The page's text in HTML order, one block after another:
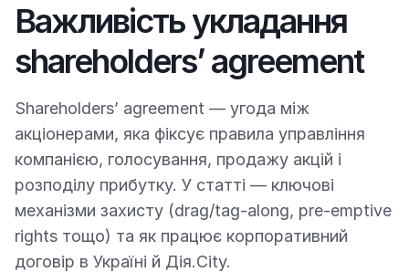
Важливість укладання
shareholders’ agreement
Shareholders’ agreement — угода між
акціонерами, яка фіксує правила управління
компанією, голосування, продажу акцій і
розподілу прибутку. У статті — ключові
механізми захисту (drag/tag-along, pre-emptive
rights тощо) та як працює корпоративний
договір в Україні й Дія.City.